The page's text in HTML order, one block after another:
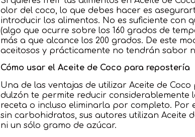
olor del coco, lo que debes hacer es
introducir los alimentos. No es suficiente con
(algo que ocurre sobre los 160 grados de
más a que alcance los 200 grados. De este
aceitosos y prácticamente no tendrán sabor
Cómo usar el Aceite de Coco para repostería
Una de las ventajas de utilizar Aceite de
dulzón te permite reducir considerablemente
receta o incluso eliminarla por completo.
sin carbohidratos, sus autores utilizan Aceite
ni un sólo gramo de azúcar.